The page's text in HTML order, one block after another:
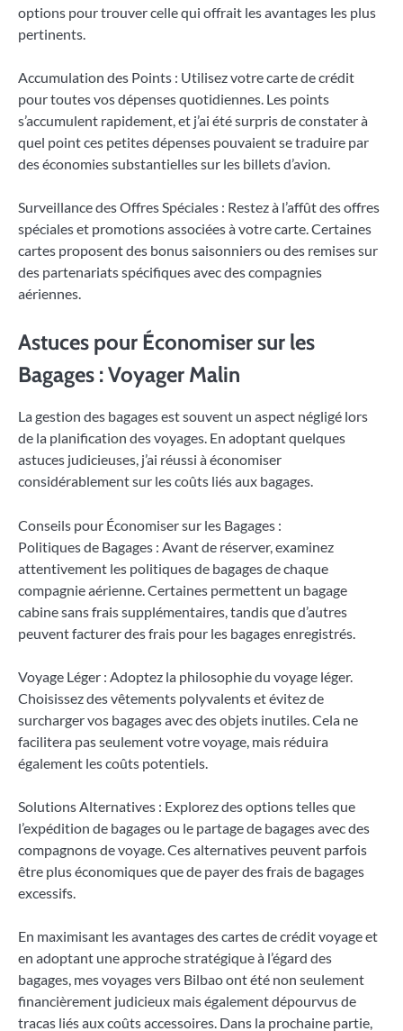
options pour trouver celle qui offrait les avantages les plus
pertinents.
Accumulation des Points : Utilisez votre carte de crédit
pour toutes vos dépenses quotidiennes. Les points
s’accumulent rapidement, et j’ai été surpris de constater à
quel point ces petites dépenses pouvaient se traduire par
des économies substantielles sur les billets d’avion.
Surveillance des Offres Spéciales : Restez à l’affût des offres
spéciales et promotions associées à votre carte. Certaines
cartes proposent des bonus saisonniers ou des remises sur
des partenariats spécifiques avec des compagnies
aériennes.
Astuces pour Économiser sur les
Bagages : Voyager Malin
La gestion des bagages est souvent un aspect négligé lors
de la planification des voyages. En adoptant quelques
astuces judicieuses, j’ai réussi à économiser
considérablement sur les coûts liés aux bagages.
Conseils pour Économiser sur les Bagages :
Politiques de Bagages : Avant de réserver, examinez
attentivement les politiques de bagages de chaque
compagnie aérienne. Certaines permettent un bagage
cabine sans frais supplémentaires, tandis que d’autres
peuvent facturer des frais pour les bagages enregistrés.
Voyage Léger : Adoptez la philosophie du voyage léger.
Choisissez des vêtements polyvalents et évitez de
surcharger vos bagages avec des objets inutiles. Cela ne
facilitera pas seulement votre voyage, mais réduira
également les coûts potentiels.
Solutions Alternatives : Explorez des options telles que
l’expédition de bagages ou le partage de bagages avec des
compagnons de voyage. Ces alternatives peuvent parfois
être plus économiques que de payer des frais de bagages
excessifs.
En maximisant les avantages des cartes de crédit voyage et
en adoptant une approche stratégique à l’égard des
bagages, mes voyages vers Bilbao ont été non seulement
financièrement judicieux mais également dépourvus de
tracas liés aux coûts accessoires. Dans la prochaine partie,